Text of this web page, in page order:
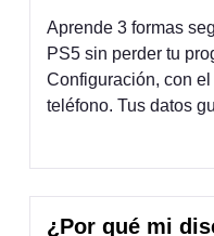
Aprende 3 formas
PS5 sin perder tu
Configuración, con
teléfono. Tus datos
¿Por qué mi